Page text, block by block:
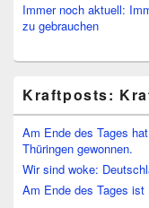
Immer noch aktuell:
zu gebrauchen
Kraftposts:
Am Ende des Tages
Thüringen gewonnen.
Wir sind woke:
Am Ende des Tages